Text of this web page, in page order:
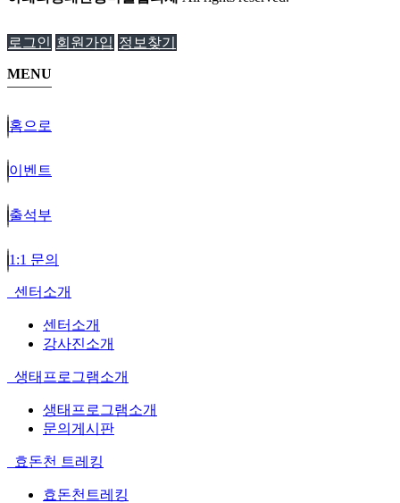
로그인 회원가입 정보찾기
MENU
홈으로
이벤트
출석부
1:1 문의
센터소개
센터소개
강사진소개
생태프로그램소개
생태프로그램소개
문의게시판
효돈천 트레킹
효돈천트레킹